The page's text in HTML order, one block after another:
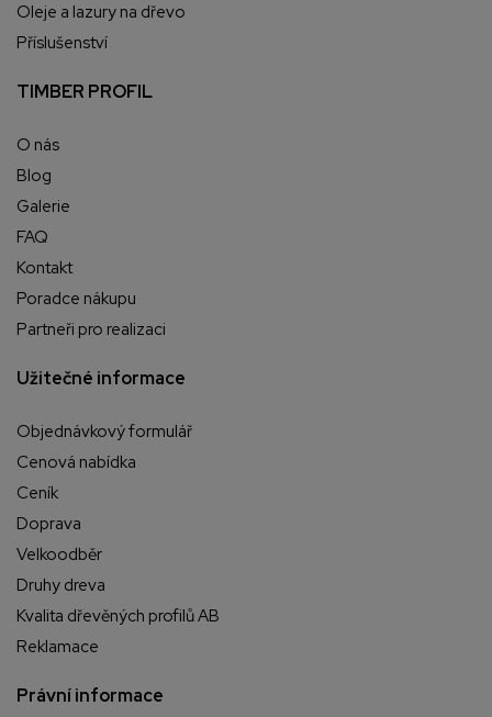
Oleje a lazury na dřevo
Příslušenství
TIMBER PROFIL
O nás
Blog
Galerie
FAQ
Kontakt
Poradce nákupu
Partneři pro realizaci
Užitečné informace
Objednávkový formulář
Cenová nabídka
Ceník
Doprava
Velkoodběr
Druhy dreva
Kvalita dřevěných profilů AB
Reklamace
Právní informace